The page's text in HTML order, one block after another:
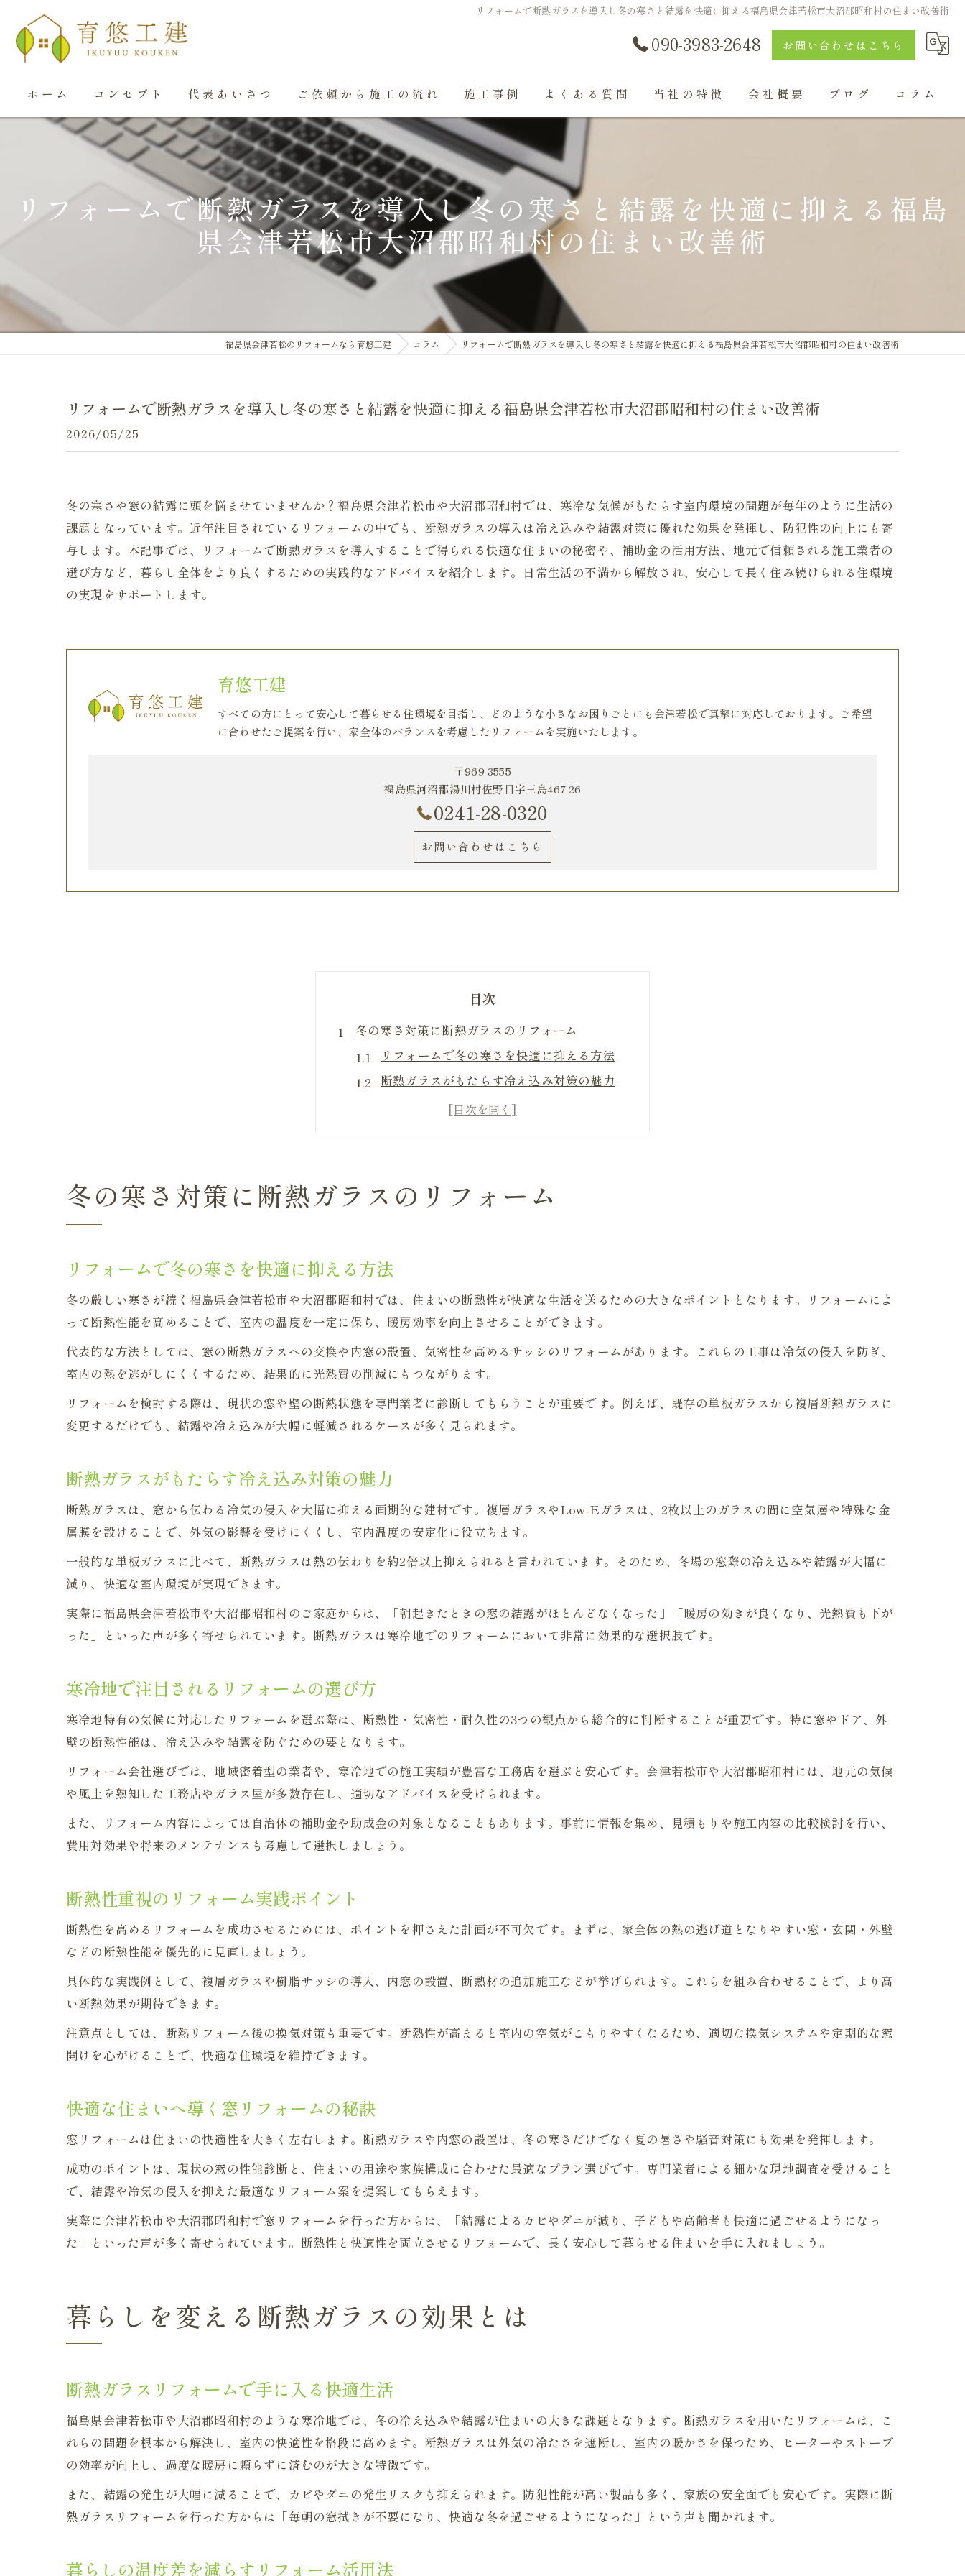
リフォームで断熱ガラスを導入し冬の寒さと結露を快適に抑える福島県会津若松市大沼郡昭和村の住まい改善術
090-3983-2648 お問い合わせはこちら
ホーム コンセプト 代表あいさつ ご依頼から施工の流れ 施工事例 よくある質問 当社の特徴
喜多方のリフォーム
外構工事
会社概要 ブログ コラム
リフォームで断熱ガラスを導入し冬の寒さと結露を快適に抑える福島
県会津若松市大沼郡昭和村の住まい改善術
福島県会津若松のリフォームなら育悠工建 コラム リフォームで断熱ガラスを導入し冬の寒さと結露を快適に抑える福島県会津若松市大沼郡昭和村の住まい改善術
リフォームで断熱ガラスを導入し冬の寒さと結露を快適に抑える福島県会津若松市大沼郡昭和村の住まい改善術
2026/05/25
冬の寒さや窓の結露に頭を悩ませていませんか？福島県会津若松市や大沼郡昭和村では、寒冷な気候がもたらす室内環境の問題が毎年のように生活の
課題となっています。近年注目されているリフォームの中でも、断熱ガラスの導入は冷え込みや結露対策に優れた効果を発揮し、防犯性の向上にも寄
与します。本記事では、リフォームで断熱ガラスを導入することで得られる快適な住まいの秘密や、補助金の活用方法、地元で信頼される施工業者の
選び方など、暮らし全体をより良くするための実践的なアドバイスを紹介します。日常生活の不満から解放され、安心して長く住み続けられる住環境
の実現をサポートします。
育悠工建
すべての方にとって安心して暮らせる住環境を目指し、どのような小さなお困りごとにも会津若松で真摯に対応しております。ご希望
に合わせたご提案を行い、家全体のバランスを考慮したリフォームを実施いたします。
〒969-3555
福島県河沼郡湯川村佐野目字三島467-26
0241-28-0320
お問い合わせはこちら
目次
冬の寒さ対策に断熱ガラスのリフォーム
リフォームで冬の寒さを快適に抑える方法
断熱ガラスがもたらす冷え込み対策の魅力
寒冷地で注目されるリフォームの選び方
断熱ガラスリフォームで手に入る快適生活
断熱リフォームで得られる光熱費の変化
リフォーム導入後の暮らしの変化と満足度
結露や冷気を抑える窓のリフォーム術
リフォームで窓の結露を根本から解決
断熱ガラスがもたらす冷気対策の実例
窓リフォームで室内環境を劇的に改善
結露防止に有効な断熱リフォームの要点
補助金活用で断熱ガラス導入を賢く検討
リフォーム補助金で断熱ガラス導入が身近に
賢く使う補助金で負担を抑えるリフォーム術
補助金を活用した断熱リフォームの流れ
補助金制度を押さえた後悔しないリフォーム
実際のリフォーム事例に学ぶ快適な住まい
断熱リフォームの成功例とその生活変化
リフォーム事例に見る結露防止の実践法
安心して任せるための業者選びのポイント
断熱ガラスリフォームの信頼できる業者探し
冬の寒さ対策に断熱ガラスのリフォーム
リフォームで冬の寒さを快適に抑える方法
冬の厳しい寒さが続く福島県会津若松市や大沼郡昭和村では、住まいの断熱性が快適な生活を送るための大きなポイントとなります。リフォームによ
って断熱性能を高めることで、室内の温度を一定に保ち、暖房効率を向上させることができます。
代表的な方法としては、窓の断熱ガラスへの交換や内窓の設置、気密性を高めるサッシのリフォームがあります。これらの工事は冷気の侵入を防ぎ、
室内の熱を逃がしにくくするため、結果的に光熱費の削減にもつながります。
リフォームを検討する際は、現状の窓や壁の断熱状態を専門業者に診断してもらうことが重要です。例えば、既存の単板ガラスから複層断熱ガラスに
変更するだけでも、結露や冷え込みが大幅に軽減されるケースが多く見られます。
断熱ガラスがもたらす冷え込み対策の魅力
断熱ガラスは、窓から伝わる冷気の侵入を大幅に抑える画期的な建材です。複層ガラスやLow-Eガラスは、2枚以上のガラスの間に空気層や特殊な金
属膜を設けることで、外気の影響を受けにくくし、室内温度の安定化に役立ちます。
一般的な単板ガラスに比べて、断熱ガラスは熱の伝わりを約2倍以上抑えられると言われています。そのため、冬場の窓際の冷え込みや結露が大幅に
減り、快適な室内環境が実現できます。
実際に福島県会津若松市や大沼郡昭和村のご家庭からは、「朝起きたときの窓の結露がほとんどなくなった」「暖房の効きが良くなり、光熱費も下が
った」といった声が多く寄せられています。断熱ガラスは寒冷地でのリフォームにおいて非常に効果的な選択肢です。
寒冷地で注目されるリフォームの選び方
寒冷地特有の気候に対応したリフォームを選ぶ際は、断熱性・気密性・耐久性の3つの観点から総合的に判断することが重要です。特に窓やドア、外
壁の断熱性能は、冷え込みや結露を防ぐための要となります。
リフォーム会社選びでは、地域密着型の業者や、寒冷地での施工実績が豊富な工務店を選ぶと安心です。会津若松市や大沼郡昭和村には、地元の気候
や風土を熟知した工務店やガラス屋が多数存在し、適切なアドバイスを受けられます。
また、リフォーム内容によっては自治体の補助金や助成金の対象となることもあります。事前に情報を集め、見積もりや施工内容の比較検討を行い、
費用対効果や将来のメンテナンスも考慮して選択しましょう。
断熱性重視のリフォーム実践ポイント
断熱性を高めるリフォームを成功させるためには、ポイントを押さえた計画が不可欠です。まずは、家全体の熱の逃げ道となりやすい窓・玄関・外壁
などの断熱性能を優先的に見直しましょう。
具体的な実践例として、複層ガラスや樹脂サッシの導入、内窓の設置、断熱材の追加施工などが挙げられます。これらを組み合わせることで、より高
い断熱効果が期待できます。
注意点としては、断熱リフォーム後の換気対策も重要です。断熱性が高まると室内の空気がこもりやすくなるため、適切な換気システムや定期的な窓
開けを心がけることで、快適な住環境を維持できます。
快適な住まいへ導く窓リフォームの秘訣
窓リフォームは住まいの快適性を大きく左右します。断熱ガラスや内窓の設置は、冬の寒さだけでなく夏の暑さや騒音対策にも効果を発揮します。
成功のポイントは、現状の窓の性能診断と、住まいの用途や家族構成に合わせた最適なプラン選びです。専門業者による細かな現地調査を受けること
で、結露や冷気の侵入を抑えた最適なリフォーム案を提案してもらえます。
実際に会津若松市や大沼郡昭和村で窓リフォームを行った方からは、「結露によるカビやダニが減り、子どもや高齢者も快適に過ごせるようになっ
た」といった声が多く寄せられています。断熱性と快適性を両立させるリフォームで、長く安心して暮らせる住まいを手に入れましょう。
暮らしを変える断熱ガラスの効果とは
断熱ガラスリフォームで手に入る快適生活
福島県会津若松市や大沼郡昭和村のような寒冷地では、冬の冷え込みや結露が住まいの大きな課題となります。断熱ガラスを用いたリフォームは、こ
れらの問題を根本から解決し、室内の快適性を格段に高めます。断熱ガラスは外気の冷たさを遮断し、室内の暖かさを保つため、ヒーターやストーブ
の効率が向上し、過度な暖房に頼らずに済むのが大きな特徴です。
また、結露の発生が大幅に減ることで、カビやダニの発生リスクも抑えられます。防犯性能が高い製品も多く、家族の安全面でも安心です。実際に断
熱ガラスリフォームを行った方からは「毎朝の窓拭きが不要になり、快適な冬を過ごせるようになった」という声も聞かれます。
暮らしの温度差を減らすリフォーム活用法